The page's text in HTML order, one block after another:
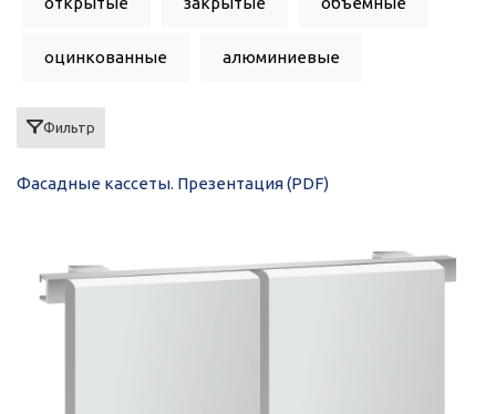
оцинкованные алюминиевые
с порошковым покрытием
Фильтр
Фасадные кассеты. Презентация (PDF)